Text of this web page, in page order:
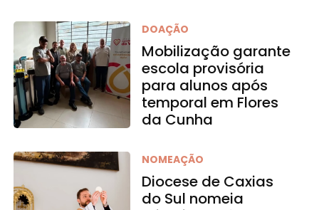
DOAÇÃO
Mobilização garante
escola provisória
para alunos após
temporal em Flores
da Cunha
NOMEAÇÃO
Diocese de Caxias
do Sul nomeia